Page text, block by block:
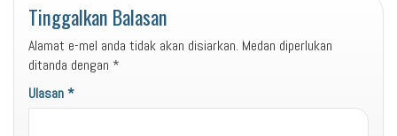
Tinggalkan Balasan
Alamat e-mel anda tidak akan disiarkan. Medan diperlukan
ditanda dengan *
Ulasan*